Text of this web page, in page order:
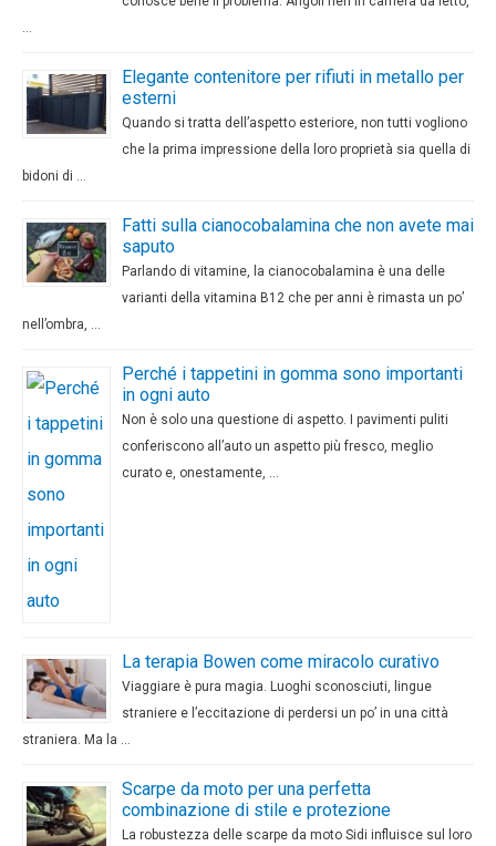
Elegante contenitore per rifiuti in metallo per
esterni
Quando si tratta dell’aspetto esteriore, non tutti vogliono
che la prima impressione della loro proprietà sia quella di
bidoni di …
Fatti sulla cianocobalamina che non avete mai
saputo
Parlando di vitamine, la cianocobalamina è una delle
varianti della vitamina B12 che per anni è rimasta un po’
nell’ombra, …
Perché i tappetini in gomma sono importanti
in ogni auto
Non è solo una questione di aspetto. I pavimenti puliti
conferiscono all’auto un aspetto più fresco, meglio
curato e, onestamente, …
La terapia Bowen come miracolo curativo
Viaggiare è pura magia. Luoghi sconosciuti, lingue
straniere e l’eccitazione di perdersi un po’ in una città
straniera. Ma la …
Scarpe da moto per una perfetta
combinazione di stile e protezione
La robustezza delle scarpe da moto Sidi influisce sul loro